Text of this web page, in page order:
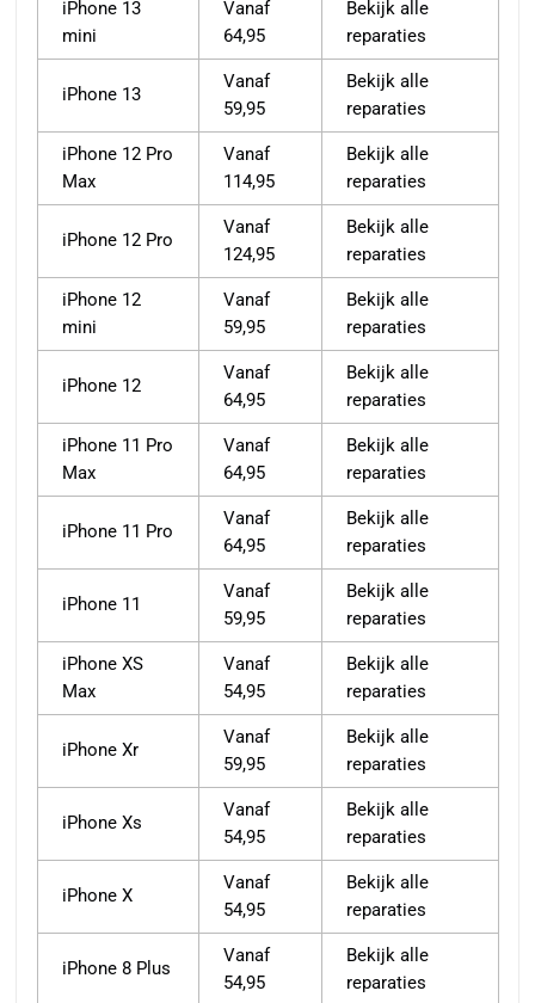
iPhone 13
mini
Vanaf
64,95
Bekijk alle
reparaties
iPhone 13
Vanaf
59,95
Bekijk alle
reparaties
iPhone 12 Pro
Max
Vanaf
114,95
Bekijk alle
reparaties
iPhone 12 Pro
Vanaf
124,95
Bekijk alle
reparaties
iPhone 12
mini
Vanaf
59,95
Bekijk alle
reparaties
iPhone 12
Vanaf
64,95
Bekijk alle
reparaties
iPhone 11 Pro
Max
Vanaf
64,95
Bekijk alle
reparaties
iPhone 11 Pro
Vanaf
64,95
Bekijk alle
reparaties
iPhone 11
Vanaf
59,95
Bekijk alle
reparaties
iPhone XS
Max
Vanaf
54,95
Bekijk alle
reparaties
iPhone Xr
Vanaf
59,95
Bekijk alle
reparaties
iPhone Xs
Vanaf
54,95
Bekijk alle
reparaties
iPhone X
Vanaf
54,95
Bekijk alle
reparaties
iPhone 8 Plus
Vanaf
54,95
Bekijk alle
reparaties